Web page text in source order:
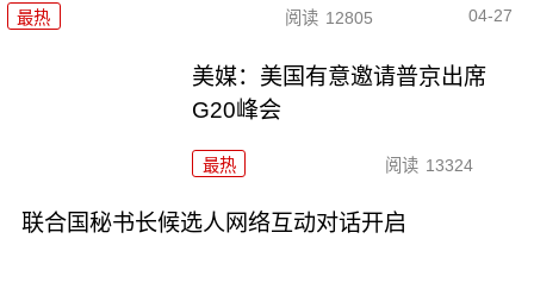
最热 阅读 12805 04-27
美媒：美国有意邀请普京出席
G20峰会
最热 阅读 13324
联合国秘书长候选人网络互动对话开启